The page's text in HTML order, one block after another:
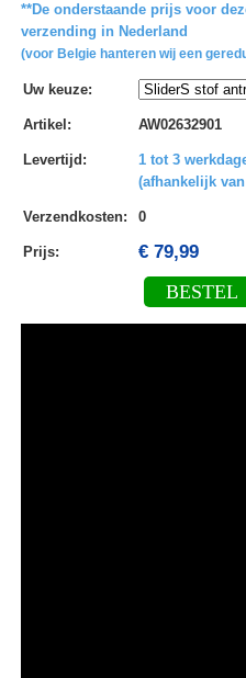
**De onderstaande prijs voor
verzending in Nederland
(voor Belgie hanteren wij een
Uw keuze:
Artikel : AW02632901
Levertijd :
1 tot 3
(afhankelijk
Verzendkosten: 0
Prijs: € 79,99
BESTEL